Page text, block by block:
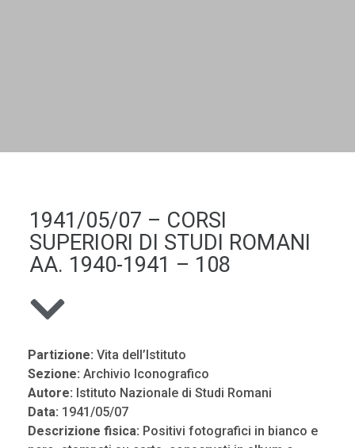
1941/05/07 – CORSI
SUPERIORI DI STUDI ROMANI
AA. 1940-1941 – 108
Partizione: Vita dell’Istituto
Sezione: Archivio Iconografico
Autore: Istituto Nazionale di Studi Romani
Data: 1941/05/07
Descrizione fisica: Positivi fotografici in bianco e